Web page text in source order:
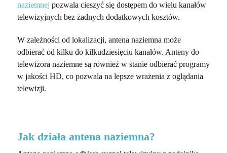
naziemnej pozwala cieszyć się dostępem do wielu kanałów
telewizyjnych bez żadnych dodatkowych kosztów.
W zależności od lokalizacji, antena naziemna może
odbierać od kilku do kilkudziesięciu kanałów. Anteny do
telewizora naziemne są również w stanie odbierać programy
w jakości HD, co pozwala na lepsze wrażenia z oglądania
telewizji.
Jak działa antena naziemna?